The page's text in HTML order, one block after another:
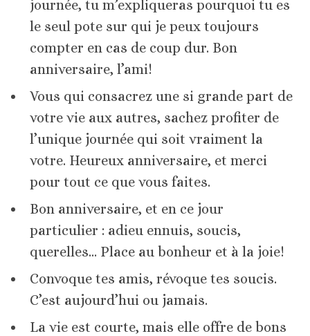
journée, tu m’expliqueras pourquoi tu es
le seul pote sur qui je peux toujours
compter en cas de coup dur. Bon
anniversaire, l’ami!
Vous qui consacrez une si grande part de
votre vie aux autres, sachez profiter de
l’unique journée qui soit vraiment la
votre. Heureux anniversaire, et merci
pour tout ce que vous faites.
Bon anniversaire, et en ce jour
particulier : adieu ennuis, soucis,
querelles… Place au bonheur et à la joie!
Convoque tes amis, révoque tes soucis.
C’est aujourd’hui ou jamais.
La vie est courte, mais elle offre de bons